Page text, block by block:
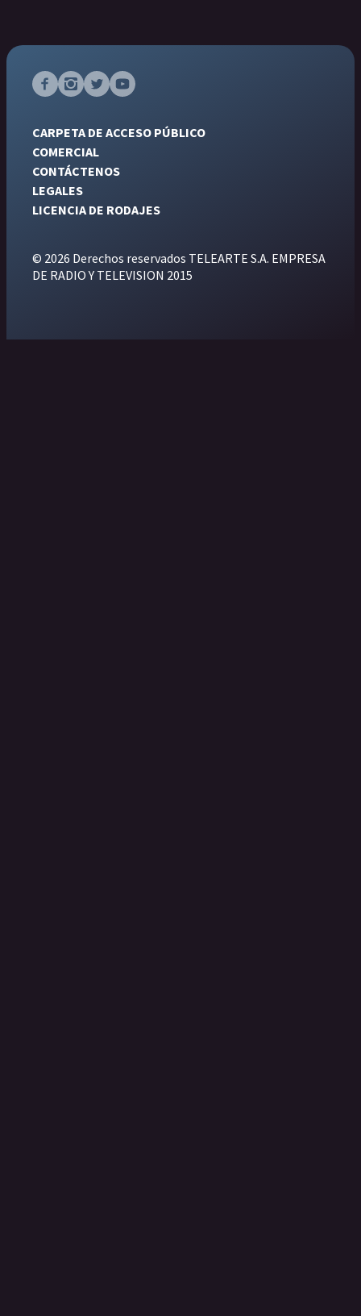
CARPETA DE ACCESO PÚBLICO
COMERCIAL
CONTÁCTENOS
LEGALES
LICENCIA DE RODAJES
© 2026 Derechos reservados TELEARTE S.A. EMPRESA
DE RADIO Y TELEVISION 2015